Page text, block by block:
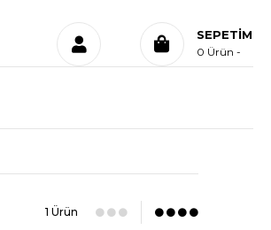
SEPETIM
0 Ürün
1 Ürün